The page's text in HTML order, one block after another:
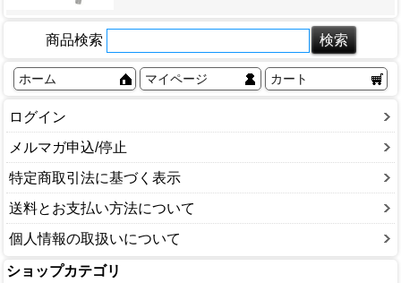
商品検索
ホーム マイページ カート
ログイン
メルマガ申込/停止
特定商取引法に基づく表示
送料とお支払い方法について
個人情報の取扱いについて
ショップカテゴリ